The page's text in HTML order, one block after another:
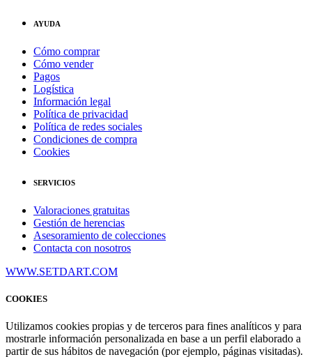
AYUDA
Cómo comprar
Cómo vender
Pagos
Logística
Información legal
Política de privacidad
Política de redes sociales
Condiciones de compra
Cookies
SERVICIOS
Valoraciones gratuitas
Gestión de herencias
Asesoramiento de colecciones
Contacta con nosotros
WWW.SETDART.COM
COOKIES
Utilizamos cookies propias y de terceros para fines analíticos y para
mostrarle información personalizada en base a un perfil elaborado a
partir de sus hábitos de navegación (por ejemplo, páginas visitadas).